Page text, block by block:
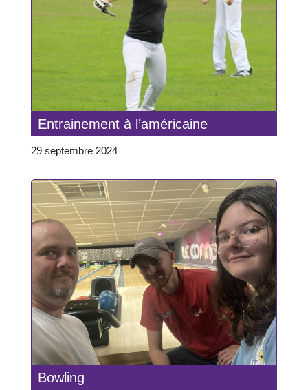
Entrainement à l’américaine
29 septembre 2024
Bowling